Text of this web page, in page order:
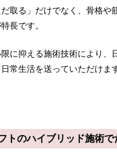
取る」だけでなく、骨格や
長です。
に抑える施術技術により、
常生活を送っていただけます
トのハイブリッド施術で